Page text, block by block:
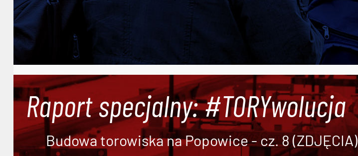
Raport specjalny: #TORYwolucja
Budowa torowiska na Popowice - cz. 8 (ZDJĘCIA)